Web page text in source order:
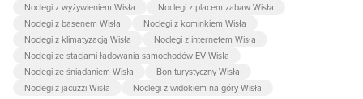
Noclegi z wyżywieniem Wisła
Noclegi z placem zabaw Wisła
Noclegi z basenem Wisła
Noclegi z kominkiem Wisła
Noclegi z klimatyzacją Wisła
Noclegi z internetem Wisła
Noclegi ze stacjami ładowania samochodów EV Wisła
Noclegi ze śniadaniem Wisła
Bon turystyczny Wisła
Noclegi z jacuzzi Wisła
Noclegi z widokiem na góry Wisła